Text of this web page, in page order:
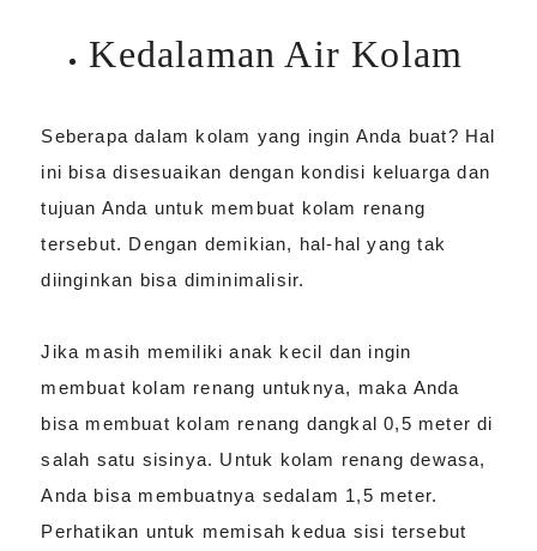
Kedalaman Air Kolam
Seberapa dalam kolam yang ingin Anda buat? Hal
ini bisa disesuaikan dengan kondisi keluarga dan
tujuan Anda untuk membuat kolam renang
tersebut. Dengan demikian, hal-hal yang tak
diinginkan bisa diminimalisir.
Jika masih memiliki anak kecil dan ingin
membuat kolam renang untuknya, maka Anda
bisa membuat kolam renang dangkal 0,5 meter di
salah satu sisinya. Untuk kolam renang dewasa,
Anda bisa membuatnya sedalam 1,5 meter.
Perhatikan untuk memisah kedua sisi tersebut